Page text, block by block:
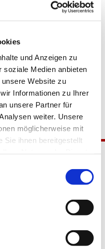
und Anzeigen zu
soziale Medien anbieten
Website zu
Informationen zu Ihrer
unsere Partner für
weiter. Unsere
möglicherweise mit
Sie ihnen bereitgestellt